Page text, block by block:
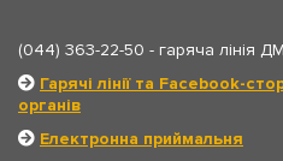
(044) 363-22-50 - гаряча лінія
Гарячі лінії та Facebook-
органів
Електронна приймальня